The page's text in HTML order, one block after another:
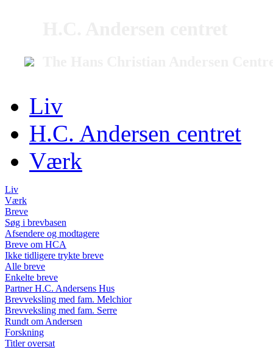
Liv
H.C. Andersen centret
Værk
Liv
Værk
Breve
Søg i brevbasen
Afsendere og modtagere
Breve om HCA
Ikke tidligere trykte breve
Alle breve
Enkelte breve
Partner H.C. Andersens Hus
Brevveksling med fam. Melchior
Brevveksling med fam. Serre
Rundt om Andersen
Forskning
Titler oversat